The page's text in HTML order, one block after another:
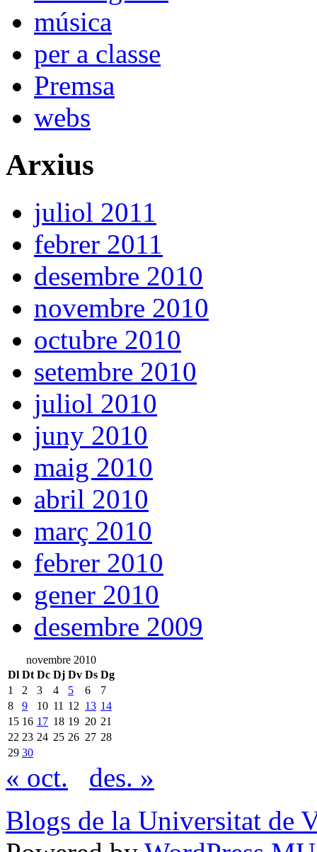
música
per a classe
Premsa
webs
Arxius
juliol 2011
febrer 2011
desembre 2010
novembre 2010
octubre 2010
setembre 2010
juliol 2010
juny 2010
maig 2010
abril 2010
març 2010
febrer 2010
gener 2010
desembre 2009
novembre 2010
Dl Dt Dc Dj Dv Ds Dg
1
2 3 4 5 6
7
8
9 10 11 12 13 14
15 16 17 18 19 20 21
22 23 24 25 26 27 28
29 30
« oct.
des. »
Blogs de la Universitat de